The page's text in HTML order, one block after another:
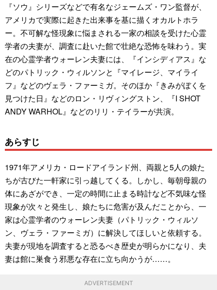
『ソウ』シリーズなどで有名なジェームズ・ワン監督が、
アメリカで実際に起きた出来事を基に描くオカルトホラ
ー。不可解な怪現象に悩まされる一家の相談を受けた心霊
学者の夫妻が、調査に赴いた館で壮絶な恐怖を味わう。実
在の心霊学者ウォーレン夫妻には、『インシディアス』な
どのパトリック・ウィルソンと『マイレージ、マイライ
フ』などのヴェラ・ファーミガ。そのほか『きみがぼくを
見つけた日』などのロン・リヴィングストン、『I SHOT
ANDY WARHOL』などのリリ・テイラーが共演。
あらすじ
1971年アメリカ・ロードアイランド州、両親と5人の娘た
ちが古びた一軒家に引っ越してくる。しかし、毎朝母親の
体にあざができ、一定の時間に止まる時計など不気味な怪
現象が次々と発生し、娘たちに危害が及んだことから、一
家は心霊学者のウォーレン夫妻（パトリック・ウィルソ
ン、ヴェラ・ファーミガ）に解決してほしいと依頼する。
夫妻が現地を調査すると恐るべき歴史が明らかになり、夫
妻は館に巣食う邪悪な存在に立ち向かうが……。
ADVERTISEMENT